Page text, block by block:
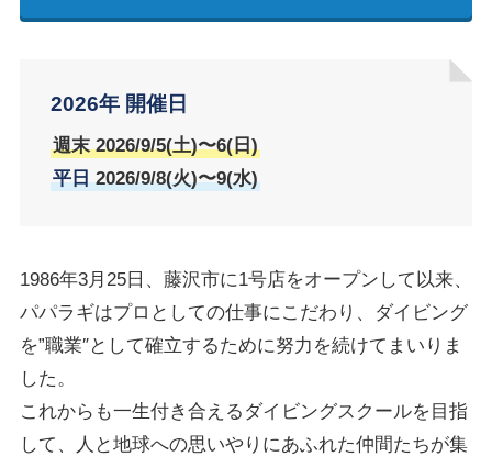
2026年 開催日
週末 2026/9/5(土)〜6(日)
平日2026/9/8(火)〜9(水)
1986年3月25日、藤沢市に1号店をオープンして以来、
パパラギはプロとしての仕事にこだわり、ダイビング
を”職業″として確立するために努力を続けてまいりま
した。
これからも一生付き合えるダイビングスクールを目指
して、人と地球への思いやりにあふれた仲間たちが集